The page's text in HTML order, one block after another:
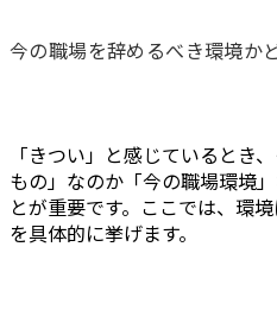
今の職場を辞めるべき環境か
「きつい」と感じているとき
もの」なのか「今の職場環境
とが重要です。ここでは、環
を具体的に挙げます。